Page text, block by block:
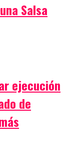
Salsa
ejecución
de